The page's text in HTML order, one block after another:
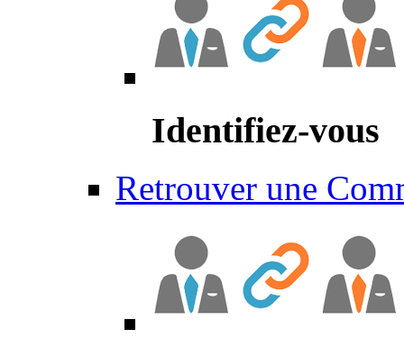
Identifiez-vous
Retrouver une